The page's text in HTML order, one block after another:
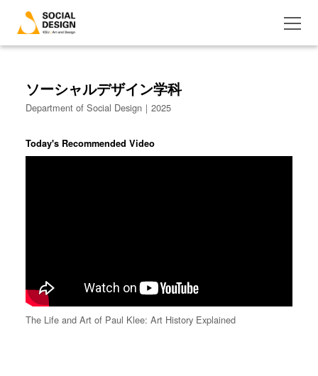
ソーシャルデザイン学科
Department of Social Design｜2025
Today's Recommended Video
The Life and Art of Paul Klee: Art History Explained